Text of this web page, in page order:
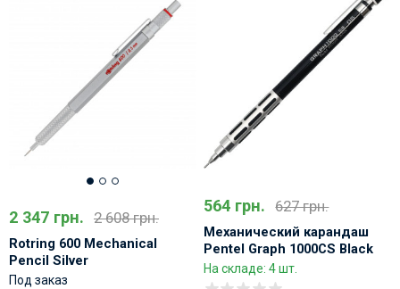
2 347 грн. 2 608 грн.
Rotring 600 Mechanical
Pencil Silver
Под заказ
564 грн. 627 грн.
Механический карандаш
Pentel Graph 1000CS Black
чертежный
На складе: 4 шт.